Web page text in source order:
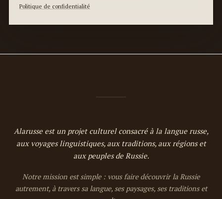
Politique de confidentialité
Alarusse est un projet culturel consacré à la langue russe,
aux voyages linguistiques, aux traditions, aux régions et
aux peuples de Russie.
Notre mission est simple : vous faire découvrir la Russie
autrement, à travers sa langue, ses paysages, ses traditions et